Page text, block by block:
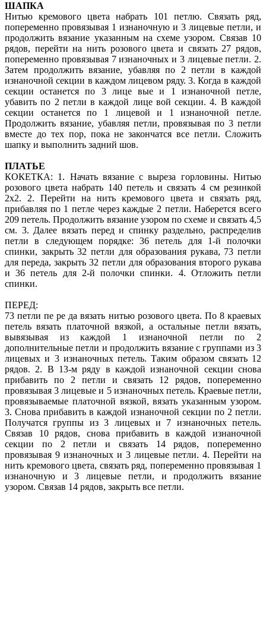
ШАПКА
Нитью кремового цвета набрать 101 петлю. Связать ряд,
попеременно провязывая 1 изнаночную и 3 лицевые петли, и
продолжить вязание указанным на схеме узором. Связав 10
рядов, перейти на нить розового цвета и связать 27 рядов,
попеременно провязывая 7 изнаночных и 3 лицевые петли. 2.
Затем продолжить вязание, убавляя по 2 петли в каждой
изнаночной секции в каждом лицевом ряду. 3. Когда в каждой
секции останется по 3 лице вые и 1 изнаночной петле,
убавить по 2 петли в каждой лице вой секции. 4. В каждой
секции останется по 1 лицевой и 1 изнаночной петле.
Продолжить вязание, убавляя петли, провязывая по 3 петли
вместе до тех пор, пока не закончатся все петли. Сложить
шапку и выполнить задний шов.
ПЛАТЬЕ
КОКЕТКА: 1. Начать вязание с выреза горловины. Нитью
розового цвета набрать 140 петель и связать 4 см резинкой
2x2. 2. Перейти на нить кремового цвета и связать ряд,
прибавляя по 1 петле через каждые 2 петли. Наберется всего
209 петель. Продолжить вязание узором по схеме и связать 4,5
см. 3. Далее вязать перед и спинку раздельно, распределив
петли в следующем порядке: 36 петель для 1-й полочки
спинки, закрыть 32 петли для образования рукава, 73 петли
для переда, закрыть 32 петли для образования второго рукава
и 36 петель для 2-й полочки спинки. 4. Отложить петли
спинки.
ПЕРЕД:
73 петли пе ре да вязать нитью розового цвета. По 8 краевых
петель вязать платочной вязкой, а остальные петли вязать,
вывязывая из каждой 1 изнаночной петли по 2
дополнительные петли и продолжить вязание с группами из 3
лицевых и 3 изнаночных петель. Таким образом связать 12
рядов. 2. В 13-м ряду в каждой изнаночной секции снова
прибавить по 2 петли и связать 12 рядов, попеременно
провязывая 3 лицевые и 5 изнаночных петель. Краевые петли,
провязываемые платочной вязкой, вязать указанным узором.
3. Снова прибавить в каждой изнаночной секции по 2 петли.
Получатся группы из 3 лицевых и 7 изнаночных петель.
Связав 10 рядов, снова прибавить в каждой изнаночной
секции по 2 петли и связать 14 рядов, попеременно
провязывая 9 изнаночных и 3 лицевые петли. 4. Перейти на
нить кремового цвета, связать ряд, попеременно провязывая 1
изнаночную и 3 лицевые петли, и продолжить вязание
узором. Связав 14 рядов, закрыть все петли.